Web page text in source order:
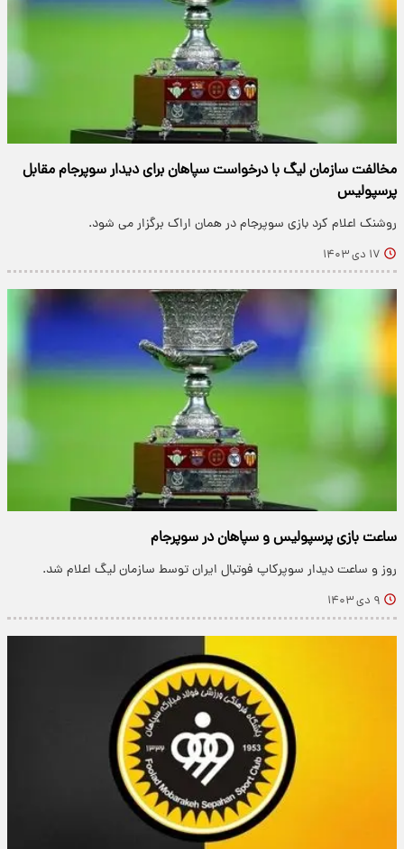
مخالفت سازمان لیگ با درخواست سپاهان برای دیدار سوپرجام مقابل
پرسپولیس
روشنک اعلام کرد بازی سوپرجام در همان اراک برگزار می شود.
۱۷ دی ۱۴۰۳
ساعت بازی پرسپولیس و سپاهان در سوپرجام
روز و ساعت دیدار سوپرکاپ فوتبال ایران توسط سازمان لیگ اعلام شد.
۹ دی ۱۴۰۳